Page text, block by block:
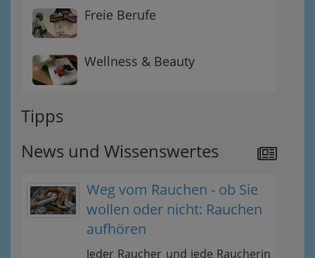
Freie Berufe
Wellness & Beauty
Tipps
News und Wissenswertes
Weg vom Rauchen - ob Sie
wollen oder nicht: Rauchen
aufhören
Jeder Raucher und jede Raucherin